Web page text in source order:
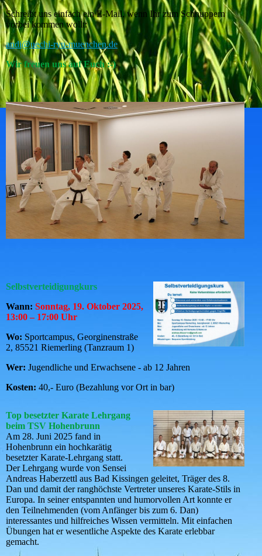
Schreibt uns einfach ein E-Mail, wenn Ihr zum Schnuppern
vorbei kommen wollt:
andi@uechi-ryu-muenchen.de
Wir freuen uns auf Euch :-)
Selbstverteidigungkurs
Wann: Sonntag, 19. Oktober 2025,
13:00 – 17:00 Uhr
Wo: Sportcampus, Georginenstraße
2, 85521 Riemerling (Tanzraum 1)
Wer: Jugendliche und Erwachsene - ab 12 Jahren
Kosten: 40,- Euro (Bezahlung vor Ort in bar)
Top besetzter Karate Lehrgang
beim TSV Hohenbrunn
Am 28. Juni 2025 fand in
Hohenbrunn ein hochkarätig
besetzter Karate-Lehrgang statt.
Der Lehrgang wurde von Sensei
Andreas Haberzettl aus Bad Kissingen geleitet, Träger des 8.
Dan und damit der ranghöchste Vertreter unseres Karate-Stils in
Europa. In seiner entspannten und humorvollen Art konnte er
den Teilnehmenden (vom Anfänger bis zum 6. Dan)
interessantes und hilfreiches Wissen vermitteln. Mit einfachen
Übungen hat er wesentliche Aspekte des Karate erlebbar
gemacht.